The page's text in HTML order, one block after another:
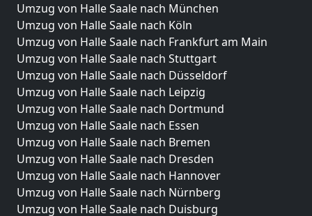
Umzug von Halle Saale nach München
Umzug von Halle Saale nach Köln
Umzug von Halle Saale nach Frankfurt am Main
Umzug von Halle Saale nach Stuttgart
Umzug von Halle Saale nach Düsseldorf
Umzug von Halle Saale nach Leipzig
Umzug von Halle Saale nach Dortmund
Umzug von Halle Saale nach Essen
Umzug von Halle Saale nach Bremen
Umzug von Halle Saale nach Dresden
Umzug von Halle Saale nach Hannover
Umzug von Halle Saale nach Nürnberg
Umzug von Halle Saale nach Duisburg